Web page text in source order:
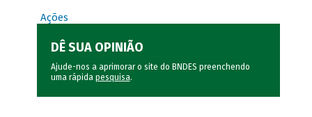
Ações
DÊ SUA OPINIÃO
Ajude-nos a aprimorar o site do BNDES preenchendo
uma rápida pesquisa.